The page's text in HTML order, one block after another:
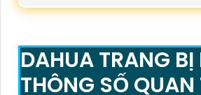
DAHUA TRANG
THÔNG SỐ QUAN